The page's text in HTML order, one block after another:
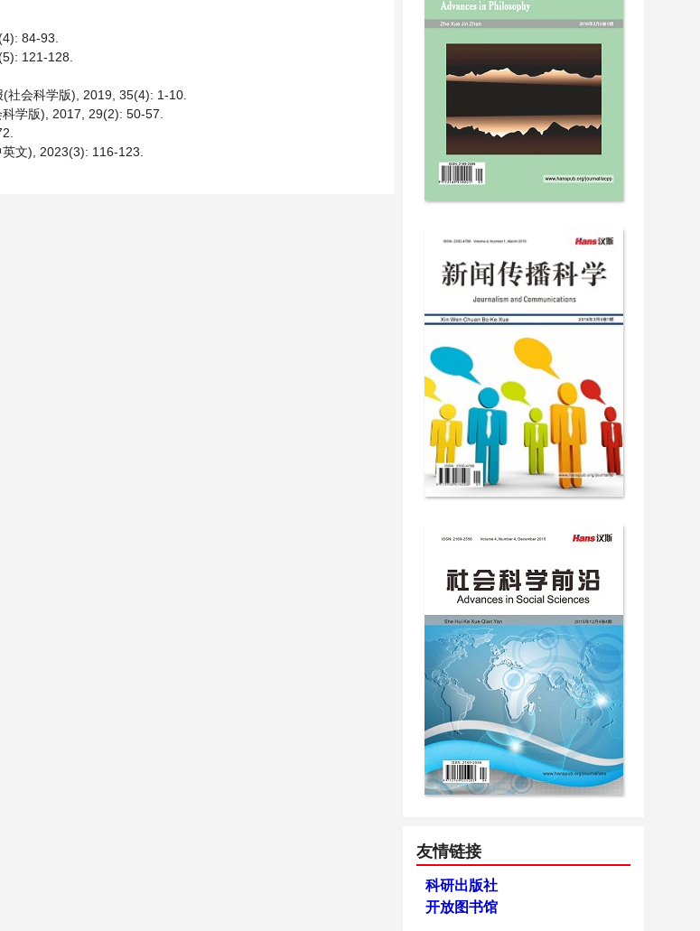
84-93.
121-128.
社会科学版), 2019, 35(4): 1-10.
学版), 2017, 29(2): 50-57.
文), 2023(3): 116-123.
友情链接
科研出版社
开放图书馆